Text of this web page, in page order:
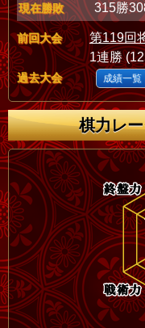
現在勝敗 315勝
前回大会
第119回
1連勝
過去大会 成績一覧
棋力レ